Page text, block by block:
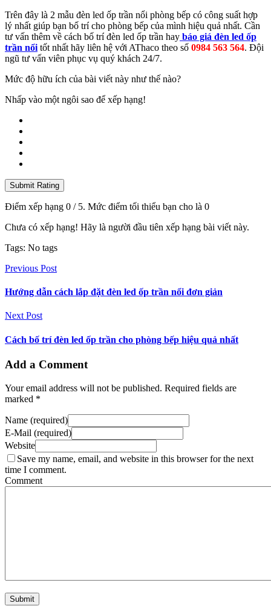
Trên đây là 2 mẫu đèn led ốp trần nổi phòng bếp có công suất hợp
lý nhất giúp bạn bố trí cho phòng bếp của mình hiệu quả nhất. Cần
tư vấn thêm về cách bố trí đèn led ốp trần hay báo giá đèn led ốp
trần nổi tốt nhất hãy liên hệ với AThaco theo số 0984 563 564. Đội
ngũ tư vấn viên phục vụ quý khách 24/7.
Mức độ hữu ích của bài viết này như thế nào?
Nhấp vào một ngôi sao để xếp hạng!
Submit Rating
Điểm xếp hạng 0 / 5. Mức điểm tối thiểu bạn cho là 0
Chưa có xếp hạng! Hãy là người đầu tiên xếp hạng bài viết này.
Tags: No tags
Previous Post
Hướng dẫn cách lắp đặt đèn led ốp trần nổi đơn giản
Next Post
Cách bố trí đèn led ốp trần cho phòng bếp hiệu quả nhất
Add a Comment
Your email address will not be published. Required fields are
marked *
Name (required)
E-Mail (required)
Website
Save my name, email, and website in this browser for the next
time I comment.
Comment